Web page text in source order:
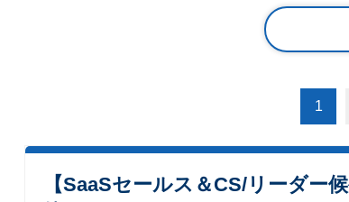
1
【SaaSセールス＆CS/リーダー